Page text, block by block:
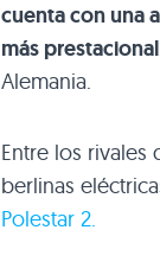
cuenta con una
más prestacional
Alemania.
Entre los
berlinas
Polestar 2.